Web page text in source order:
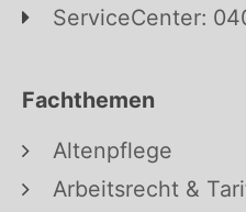
ServiceCenter:
Fachthemen
Altenpflege
Arbeitsrecht &